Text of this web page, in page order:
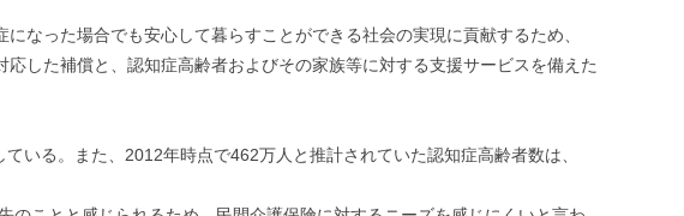
c
e
k
i
n
e
a
i
なった場合でも安心して暮らすことができる社会の実現に貢献するため、
した補償と、認知症高齢者およびその家族等に対する支援サービスを備えた
る。また、2012年時点で462万人と推計されていた認知症高齢者数は、